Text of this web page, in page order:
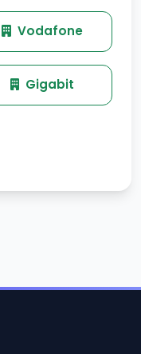
Vodafone
Gigabit